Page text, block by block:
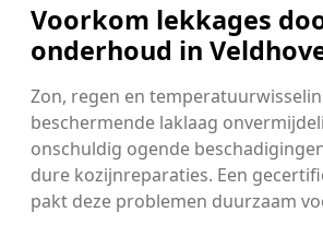
Voorkom lekkages
onderhoud in
Zon, regen en
beschermende laklaag
onschuldig ogende
dure kozijnreparaties. Een
pakt deze problemen duurzaam